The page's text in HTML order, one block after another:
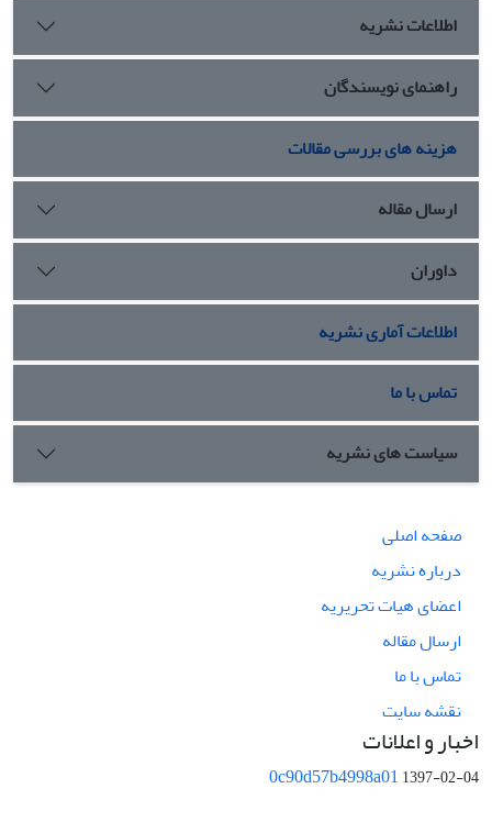
اطلاعات نشریه
راهنمای نویسندگان
هزینه های بررسی مقالات
ارسال مقاله
داوران
اطلاعات آماری نشریه
تماس با ما
سیاست های نشریه
صفحه اصلی
درباره نشریه
اعضای هیات تحریریه
ارسال مقاله
تماس با ما
نقشه سایت
اخبار و اعلانات
0c90d57b4998a011397-02-04